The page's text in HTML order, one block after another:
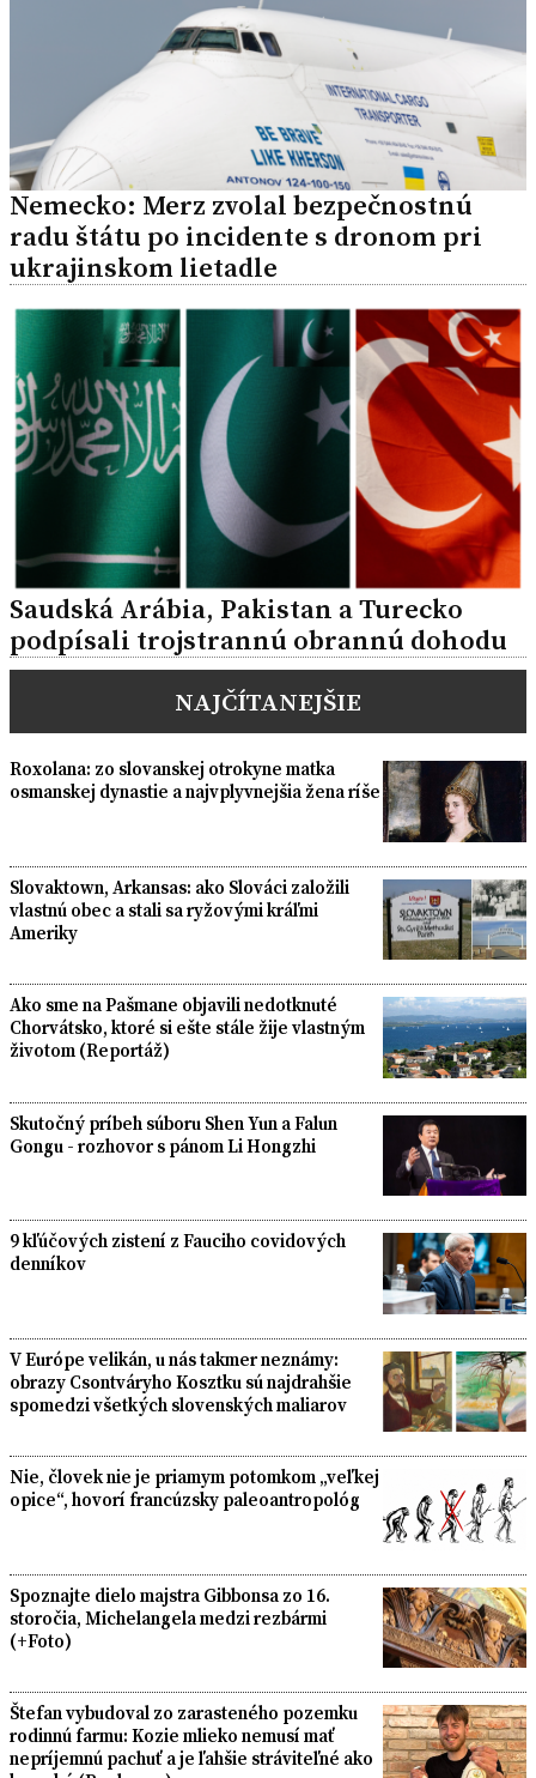
Nemecko: Merz zvolal bezpečnostnú
radu štátu po incidente s dronom pri
ukrajinskom lietadle
Saudská Arábia, Pakistan a Turecko
podpísali trojstrannú obrannú dohodu
NAJČÍTANEJŠIE
Roxolana: zo slovanskej otrokyne matka
osmanskej dynastie a najvplyvnejšia žena ríše
Slovaktown, Arkansas: ako Slováci založili
vlastnú obec a stali sa ryžovými kráľmi
Ameriky
Ako sme na Pašmane objavili nedotknuté
Chorvátsko, ktoré si ešte stále žije vlastným
životom (Reportáž)
Skutočný príbeh súboru Shen Yun a Falun
Gongu - rozhovor s pánom Li Hongzhi
9 kľúčových zistení z Fauciho covidových
denníkov
V Európe velikán, u nás takmer neznámy:
obrazy Csontváryho Kosztku sú najdrahšie
spomedzi všetkých slovenských maliarov
Nie, človek nie je priamym potomkom „veľkej
opice“, hovorí francúzsky paleoantropológ
Spoznajte dielo majstra Gibbonsa zo 16.
storočia, Michelangela medzi rezbármi
(+Foto)
Štefan vybudoval zo zarasteného pozemku
rodinnú farmu: Kozie mlieko nemusí mať
nepríjemnú pachuť a je ľahšie stráviteľné ako